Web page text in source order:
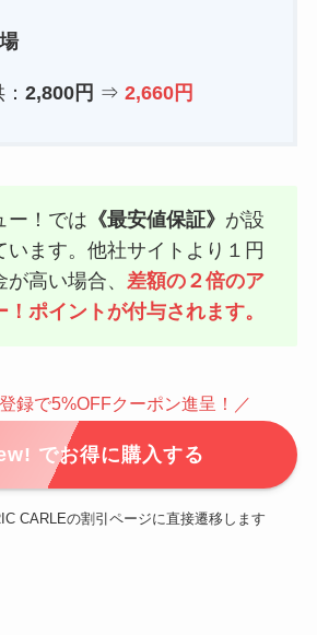
2,800円 ⇒ 2,660円
ー！では 《最安値保証》 が設
います。他社サイトより１円
が高い場合、差額の２倍のア
！ポイントが付与されます。
録で5%OFFクーポン進呈！／
でお得に購入する
CARLEの割引ページに直接遷移します